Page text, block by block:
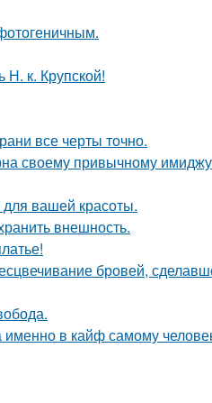
к. Крупской!
все черты точно.
своему привычному
вашей красоты.
внешность.
бровей,
в кайф самому